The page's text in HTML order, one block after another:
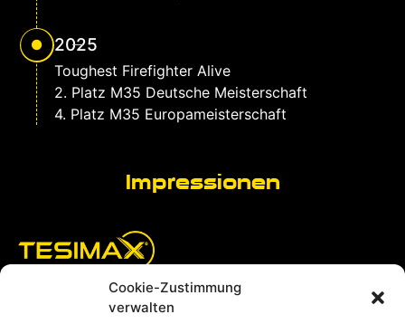
Cookie-Zustimmung
verwalten
2025
Toughest Firefighter Alive
2. Platz M35 Deutsche Meisterschaft
4. Platz M35 Europameisterschaft
Impressionen